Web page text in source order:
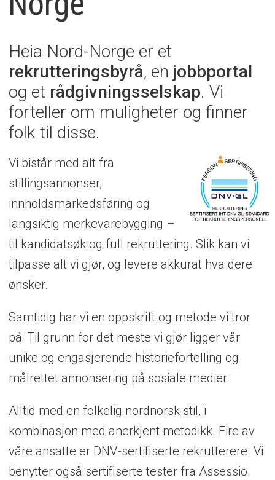
er
Heia Nord-Norge er et
rekrutteringsbyrå, en jobbportal
og et rådgivningsselskap. Vi
forteller om muligheter og finner
folk til disse.
Vi bistår med alt fra
stillingsannonser,
innholdsmarkedsføring og
langsiktig merkevarebygging –
til kandidatsøk og full rekruttering. Slik kan vi
tilpasse alt vi gjør, og levere akkurat hva dere
ønsker.
Samtidig har vi en oppskrift og metode vi tror
på: Til grunn for det meste vi gjør ligger vår
unike og engasjerende historiefortelling og
målrettet annonsering på sosiale medier.
Alltid med en folkelig nordnorsk stil, i
kombinasjon med anerkjent metodikk. Fire av
våre ansatte er DNV-sertifiserte rekrutterere. Vi
benytter også sertifiserte tester fra Assessio.